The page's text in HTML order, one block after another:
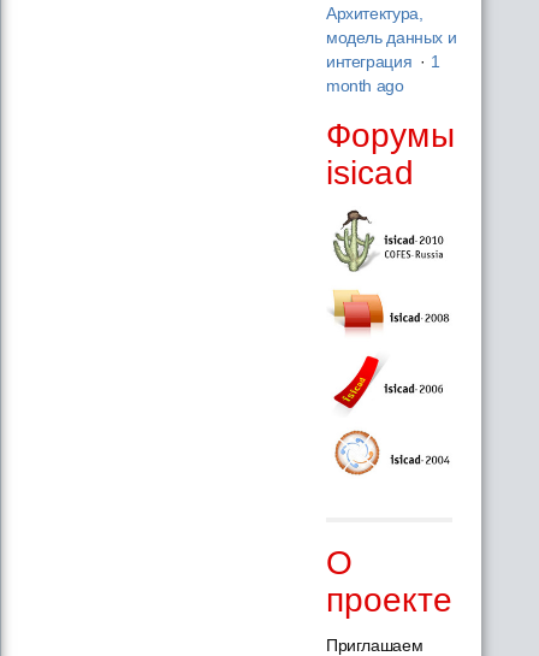
Архитектура,
модель данных и
интеграция · 1
month ago
Форумы
isicad
О
проекте
Приглашаем